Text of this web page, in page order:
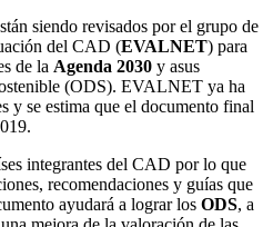
siendo revisados por el grupo de
del CAD (EVALNET) para
de la Agenda 2030 y asus
(ODS). EVALNET ya ha
y se estima que el documento final
integrantes del CAD por lo que
recomendaciones y guías que
ayudará a lograr los ODS, a